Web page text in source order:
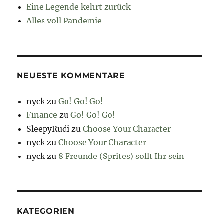
Eine Legende kehrt zurück
Alles voll Pandemie
NEUESTE KOMMENTARE
nyck zuGo! Go! Go!
Finance zuGo! Go! Go!
SleepyRudi zuChoose Your Character
nyck zuChoose Your Character
nyck zu 8 Freunde (Sprites) sollt Ihr sein
KATEGORIEN